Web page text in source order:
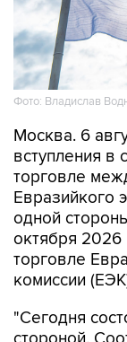
Фото: Владислав
Москва. 6
вступления в
торговле
Евразийкого
одной
октября 2026
торговле
комиссии
"Сегодня